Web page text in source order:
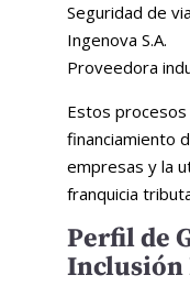
Seguridad de
Ingenova S.A.
Proveedora
Estos
financiamiento
empresas y la
franquicia
Perfil de
Inclusión